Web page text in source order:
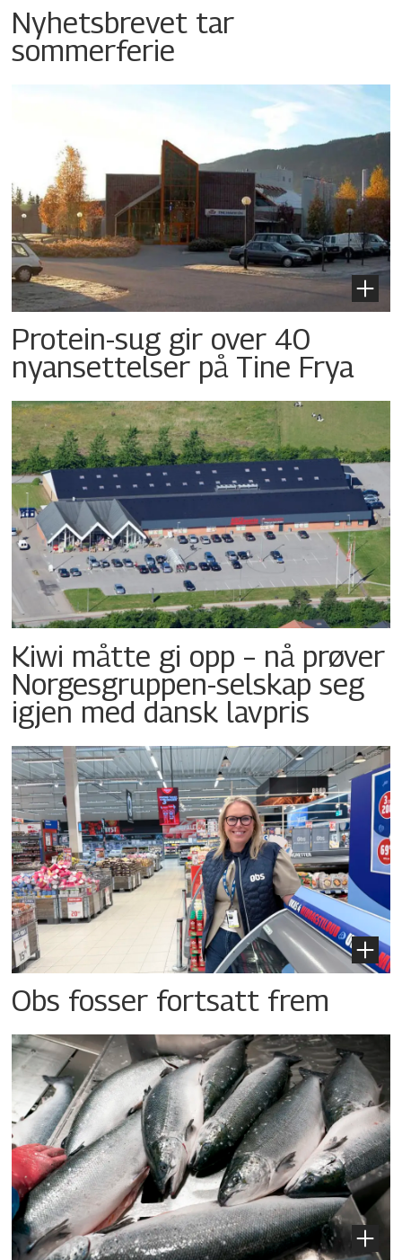
Nyhetsbrevet tar
sommerferie
Protein-sug gir over 40
nyansettelser på Tine Frya
Kiwi måtte gi opp – nå prøver
Norgesgruppen-selskap seg
igjen med dansk lavpris
Obs fosser fortsatt frem